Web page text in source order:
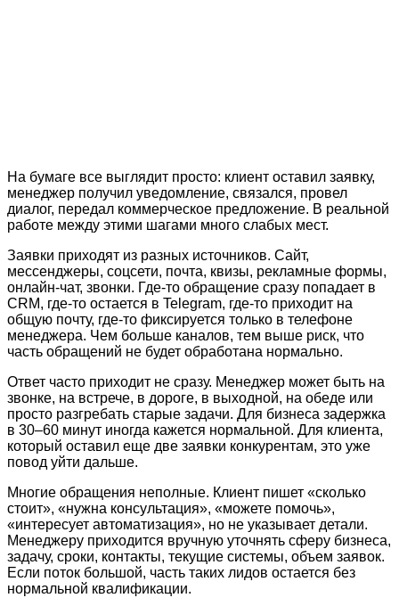
На бумаге все выглядит просто: клиент оставил заявку,
менеджер получил уведомление, связался, провел
диалог, передал коммерческое предложение. В реальной
работе между этими шагами много слабых мест.
Заявки приходят из разных источников. Сайт,
мессенджеры, соцсети, почта, квизы, рекламные формы,
онлайн-чат, звонки. Где-то обращение сразу попадает в
CRM, где-то остается в Telegram, где-то приходит на
общую почту, где-то фиксируется только в телефоне
менеджера. Чем больше каналов, тем выше риск, что
часть обращений не будет обработана нормально.
Ответ часто приходит не сразу. Менеджер может быть на
звонке, на встрече, в дороге, в выходной, на обеде или
просто разгребать старые задачи. Для бизнеса задержка
в 30–60 минут иногда кажется нормальной. Для клиента,
который оставил еще две заявки конкурентам, это уже
повод уйти дальше.
Многие обращения неполные. Клиент пишет «сколько
стоит», «нужна консультация», «можете помочь»,
«интересует автоматизация», но не указывает детали.
Менеджеру приходится вручную уточнять сферу бизнеса,
задачу, сроки, контакты, текущие системы, объем заявок.
Если поток большой, часть таких лидов остается без
нормальной квалификации.